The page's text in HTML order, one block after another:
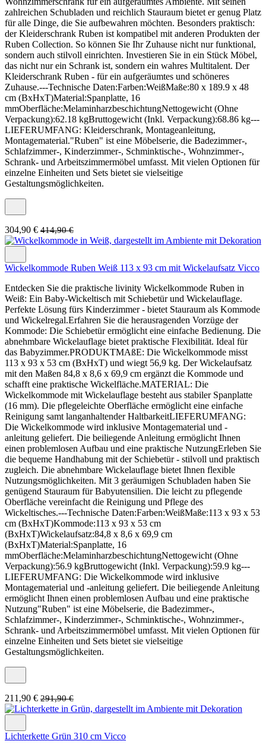
zahlreichen Schubladen und reichlich Stauraum bietet er genug Platz
für alle Dinge, die Sie aufbewahren möchten. Besonders praktisch:
der Kleiderschrank Ruben ist kompatibel mit anderen Produkten der
Ruben Collection. So können Sie Ihr Zuhause nicht nur funktional,
sondern auch stilvoll einrichten. Investieren Sie in ein Stück Möbel,
das nicht nur ein Schrank ist, sondern ein wahres Multitalent. Der
Kleiderschrank Ruben - für ein aufgeräumtes und schöneres
Zuhause.---Technische Daten:Farben:WeißMaße:80 x 189.9 x 48
cm (BxHxT)Material:Spanplatte, 16
mmOberfläche:MelaminharzbeschichtungNettogewicht (Ohne
Verpackung):62.18 kgBruttogewicht (Inkl. Verpackung):68.86 kg---
LIEFERUMFANG: Kleiderschrank, Montageanleitung,
Montagematerial."Ruben" ist eine Möbelserie, die Badezimmer-,
Schlafzimmer-, Kinderzimmer-, Schminktische-, Wohnzimmer-,
Schrank- und Arbeitszimmermöbel umfasst. Mit vielen Optionen für
einzelne Einheiten und Sets bietet sie vielseitige
Gestaltungsmöglichkeiten.
304,90 € 414,90 €
Wickelkommode Ruben Weiß 113 x 93 cm mit Wickelaufsatz Vicco
Entdecken Sie die praktische livinity Wickelkommode Ruben in
Weiß: Ein Baby-Wickeltisch mit Schiebetür und Wickelauflage.
Perfekte Lösung fürs Kinderzimmer - bietet Stauraum als Kommode
und Wickelregal.Erfahren Sie die herausragenden Vorzüge der
Kommode: Die Schiebetür ermöglicht eine einfache Bedienung. Die
abnehmbare Wickelauflage bietet praktische Flexibilität. Ideal für
das Babyzimmer.PRODUKTMAßE: Die Wickelkommode misst
113 x 93 x 53 cm (BxHxT) und wiegt 56,9 kg. Der Wickelaufsatz
mit den Maßen 84,8 x 8,6 x 69,9 cm ergänzt die Kommode und
schafft eine praktische Wickelfläche.MATERIAL: Die
Wickelkommode mit Wickelauflage besteht aus stabiler Spanplatte
(16 mm). Die pflegeleichte Oberfläche ermöglicht eine einfache
Reinigung samt langanhaltender HaltbarkeitLIEFERUMFANG:
Die Wickelkommode wird inklusive Montagematerial und -
anleitung geliefert. Die beiliegende Anleitung ermöglicht Ihnen
einen problemlosen Aufbau und eine praktische NutzungErleben Sie
die bequeme Handhabung mit der Schiebetür - stilvoll und praktisch
zugleich. Die abnehmbare Wickelauflage bietet Ihnen flexible
Nutzungsmöglichkeiten. Mit 3 geräumigen Schubladen haben Sie
genügend Stauraum für Babyutensilien. Die leicht zu pflegende
Oberfläche vereinfacht die Reinigung und Pflege des
Wickeltisches.---Technische Daten:Farben:WeißMaße:113 x 93 x 53
cm (BxHxT)Kommode:113 x 93 x 53 cm
(BxHxT)Wickelaufsatz:84,8 x 8,6 x 69,9 cm
(BxHxT)Material:Spanplatte, 16
mmOberfläche:MelaminharzbeschichtungNettogewicht (Ohne
Verpackung):56.9 kgBruttogewicht (Inkl. Verpackung):59.9 kg---
LIEFERUMFANG: Die Wickelkommode wird inklusive
Montagematerial und -anleitung geliefert. Die beiliegende Anleitung
ermöglicht Ihnen einen problemlosen Aufbau und eine praktische
Nutzung"Ruben" ist eine Möbelserie, die Badezimmer-,
Schlafzimmer-, Kinderzimmer-, Schminktische-, Wohnzimmer-,
Schrank- und Arbeitszimmermöbel umfasst. Mit vielen Optionen für
einzelne Einheiten und Sets bietet sie vielseitige
Gestaltungsmöglichkeiten.
211,90 € 291,90 €
Lichterkette Grün 310 cm Vicco